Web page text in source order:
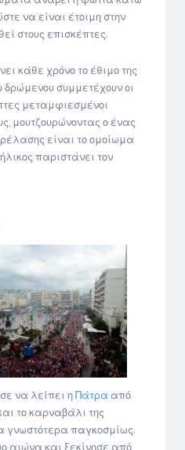
να είναι έτοιμη στην
στους επισκέπτες.
κάθε χρόνο το έθιμο της
δρώμενου συμμετέχουν οι
μεταμφιεσμένοι
μουτζουρώνοντας ο ένας
είναι το ομοίωμα
παριστάνει τον
να λείπει η Πάτρα από
το καρναβάλι της
γνωστότερα παγκοσμίως.
αιώνα και ξεκίνησε από